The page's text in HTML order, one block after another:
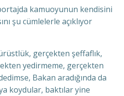
kamuoyunun kendisini
şu cümlelerle açıklıyor
gerçekten şeffaflık,
yedirmeme, gerçekten
Bakan aradığında da
koydular, baktılar yine